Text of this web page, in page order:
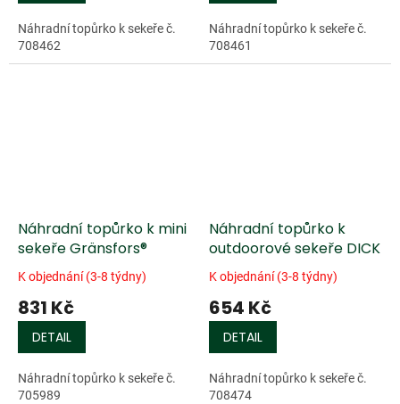
Náhradní topůrko k sekeře č.
708462
Náhradní topůrko k sekeře č.
708461
Náhradní topůrko k mini
sekeře Gränsfors®
K objednání (3-8 týdny)
831 Kč
DETAIL
Náhradní topůrko k sekeře č.
705989
Náhradní topůrko k
outdoorové sekeře DICK
K objednání (3-8 týdny)
654 Kč
DETAIL
Náhradní topůrko k sekeře č.
708474